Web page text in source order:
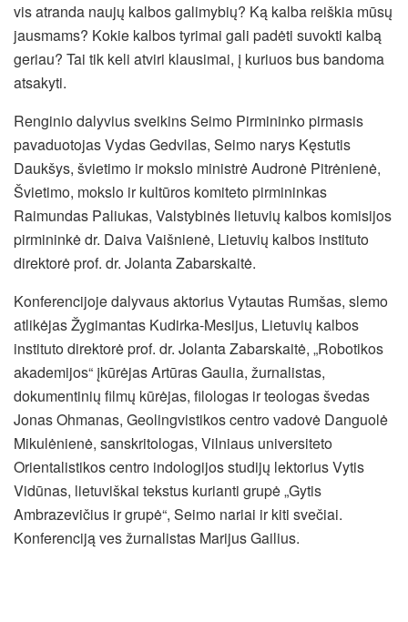
vis atranda naujų kalbos galimybių? Ką kalba reiškia mūsų
jausmams? Kokie kalbos tyrimai gali padėti suvokti kalbą
geriau? Tai tik keli atviri klausimai, į kuriuos bus bandoma
atsakyti.
Renginio dalyvius sveikins Seimo Pirmininko pirmasis
pavaduotojas Vydas Gedvilas, Seimo narys Kęstutis
Daukšys, švietimo ir mokslo ministrė Audronė Pitrėnienė,
Švietimo, mokslo ir kultūros komiteto pirmininkas
Raimundas Paliukas, Valstybinės lietuvių kalbos komisijos
pirmininkė dr. Daiva Vaišnienė, Lietuvių kalbos instituto
direktorė prof. dr. Jolanta Zabarskaitė.
Konferencijoje dalyvaus aktorius Vytautas Rumšas, slemo
atlikėjas Žygimantas Kudirka-Mesijus, Lietuvių kalbos
instituto direktorė prof. dr. Jolanta Zabarskaitė, „Robotikos
akademijos“ įkūrėjas Artūras Gaulia, žurnalistas,
dokumentinių filmų kūrėjas, filologas ir teologas švedas
Jonas Ohmanas, Geolingvistikos centro vadovė Danguolė
Mikulėnienė, sanskritologas, Vilniaus universiteto
Orientalistikos centro indologijos studijų lektorius Vytis
Vidūnas, lietuviškai tekstus kurianti grupė „Gytis
Ambrazevičius ir grupė“, Seimo nariai ir kiti svečiai.
Konferenciją ves žurnalistas Marijus Gailius.